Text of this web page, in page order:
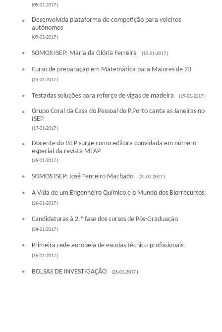
(05-01-2017 )
Desenvolvida plataforma de competição para veleiros
autónomos
(09-01-2017 )
SOMOS ISEP: Maria da Glória Ferreira (10-01-2017 )
Curso de preparação em Matemática para Maiores de 23
(13-01-2017 )
Testadas soluções para reforço de vigas de madeira (19-01-2017 )
Grupo Coral da Casa do Pessoal do P.Porto canta as Janeiras no
ISEP
(17-01-2017 )
Docente do ISEP surge como editora convidada em número
especial da revista MTAP
(25-01-2017 )
SOMOS ISEP: José Tenreiro Machado (24-01-2017 )
A Vida de um Engenheiro Químico e o Mundo dos Biorrecursos
(26-01-2017 )
Candidaturas à 2.ª fase dos cursos de Pós-Graduação
(24-01-2017 )
Primeira rede europeia de escolas técnico-profissionais
(16-01-2017 )
BOLSAS DE INVESTIGAÇÃO (26-01-2017 )